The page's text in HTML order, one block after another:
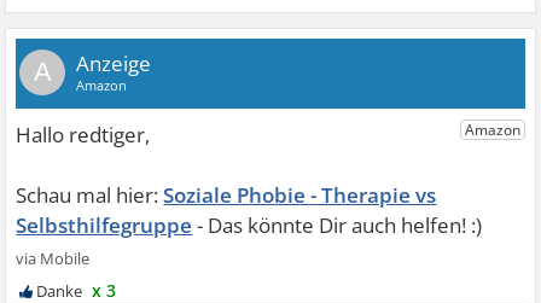
A
Soziale Phobie - Therapie vs
Selbsthilfegruppe
x 3